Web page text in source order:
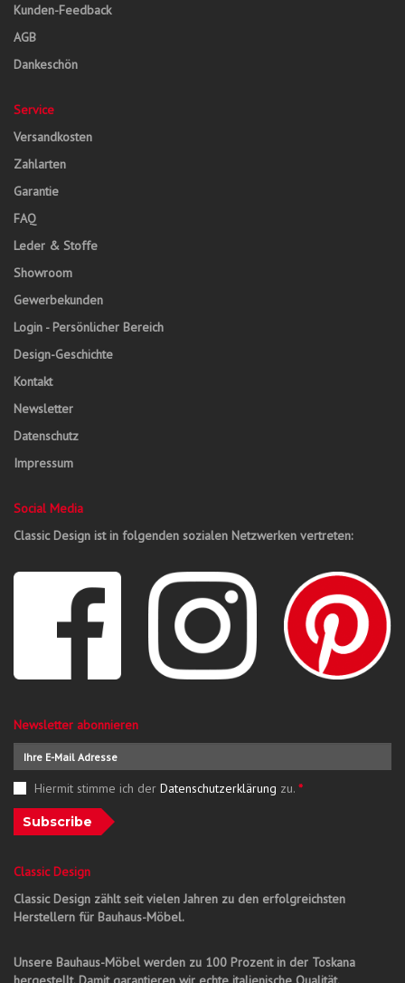
Kunden-Feedback
AGB
Dankeschön
Service
Versandkosten
Zahlarten
Garantie
FAQ
Leder & Stoffe
Showroom
Gewerbekunden
Login - Persönlicher Bereich
Design-Geschichte
Kontakt
Newsletter
Datenschutz
Impressum
Social Media
Classic Design ist in folgenden sozialen Netzwerken vertreten:
Newsletter abonnieren
Hiermit stimme ich der Datenschutzerklärung zu. *
Subscribe
Classic Design
Classic Design zählt seit vielen Jahren zu den erfolgreichsten
Herstellern für Bauhaus-Möbel.
Unsere Bauhaus-Möbel werden zu 100 Prozent in der Toskana